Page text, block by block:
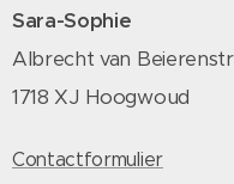
Sara-Sophie
Albrecht van
1718 XJ Hoogwoud
Contactformulier